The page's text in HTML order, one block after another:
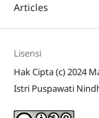
Articles
Lisensi
Hak Cipta (c) 2024
Istri Puspawati